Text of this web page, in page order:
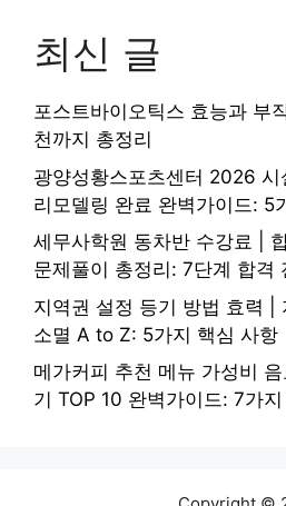
최신 글
포스트바이오틱스 효능과 부
천까지 총정리
광양성황스포츠센터 2026
리모델링 완료 완벽가이드: 5
세무사학원 동차반 수강료 |
문제풀이 총정리: 7단계 합격
지역권 설정 등기 방법 효력 |
소멸 A to Z: 5가지 핵심 사항
메가커피 추천 메뉴 가성비
기 TOP 10 완벽가이드: 7가